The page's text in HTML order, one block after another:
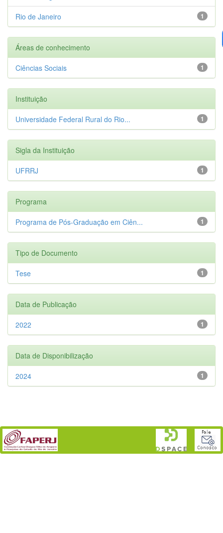
1
Rio de Janeiro
Áreas de conhecimento
1
Ciências Sociais
Instituição
1
Universidade Federal Rural do Rio...
Sigla da Instituição
1
UFRRJ
Programa
1
Programa de Pós-Graduação em Ciên...
Tipo de Documento
1
Tese
Data de Publicação
1
2022
Data de Disponibilização
1
2024